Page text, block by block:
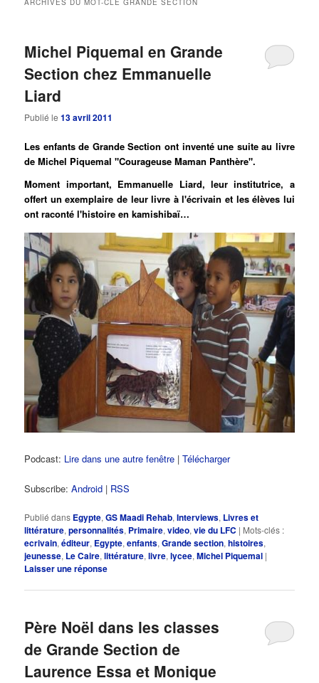
ARCHIVES DU MOT-CLÉGRANDE SECTION
Michel Piquemal en Grande
Section chez Emmanuelle
Liard
Publié le13 avril 2011
Les enfants de Grande Section ont inventé une suite au livre
de Michel Piquemal "Courageuse Maman Panthère".
Moment important, Emmanuelle Liard, leur institutrice, a
offert un exemplaire de leur livre à l'écrivain et les élèves lui
ont raconté l'histoire en kamishibaï…
Podcast: Lire dans une autre fenêtre |Télécharger
Subscribe:Android | RSS
Publié dans Egypte,GS Maadi Rehab,Interviews, Livres et
littérature,personnalités, Primaire,video,vie du LFC | Mots-clés :
ecrivain,éditeur, Egypte,enfants,Grande section,histoires,
jeunesse, Le Caire,littérature,livre,lycee,Michel Piquemal |
Laisser une réponse
Père Noël dans les classes
de Grande Section de
Laurence Essa et Monique